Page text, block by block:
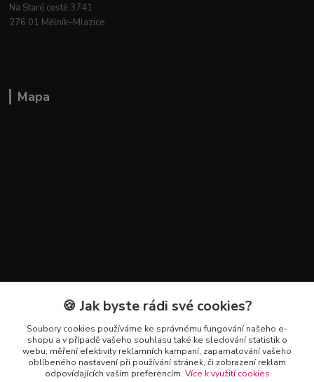
Na Staré cestě 3741
276 01 Mělník–Mlazice
Mapa
Kontakty
+420 602 223 614
info@zahradnictvipetro.cz
🍪 Jak byste rádi své cookies?
Soubory cookies používáme ke správnému fungování našeho e-
shopu a v případě vašeho souhlasu také ke sledování statistik o
webu, měření efektivity reklamních kampaní, zapamatování vašeho
oblíbeného nastavení při používání stránek, či zobrazení reklam
odpovídajících vašim preferencím. Více k využití cookies